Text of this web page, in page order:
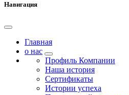
Навигация
Главная
о нас
Профиль Компании
Наша история
Сертификаты
Истории успеха